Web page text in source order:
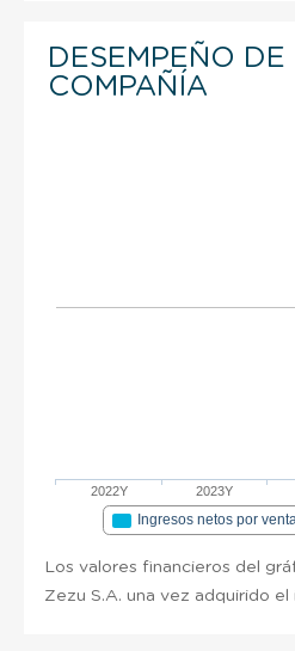
DESEMPEÑO DE
COMPAÑÍA
2022Y 2023Y
Ingresos netos por
Los valores financieros del
Zezu S.A. una vez adquirido el